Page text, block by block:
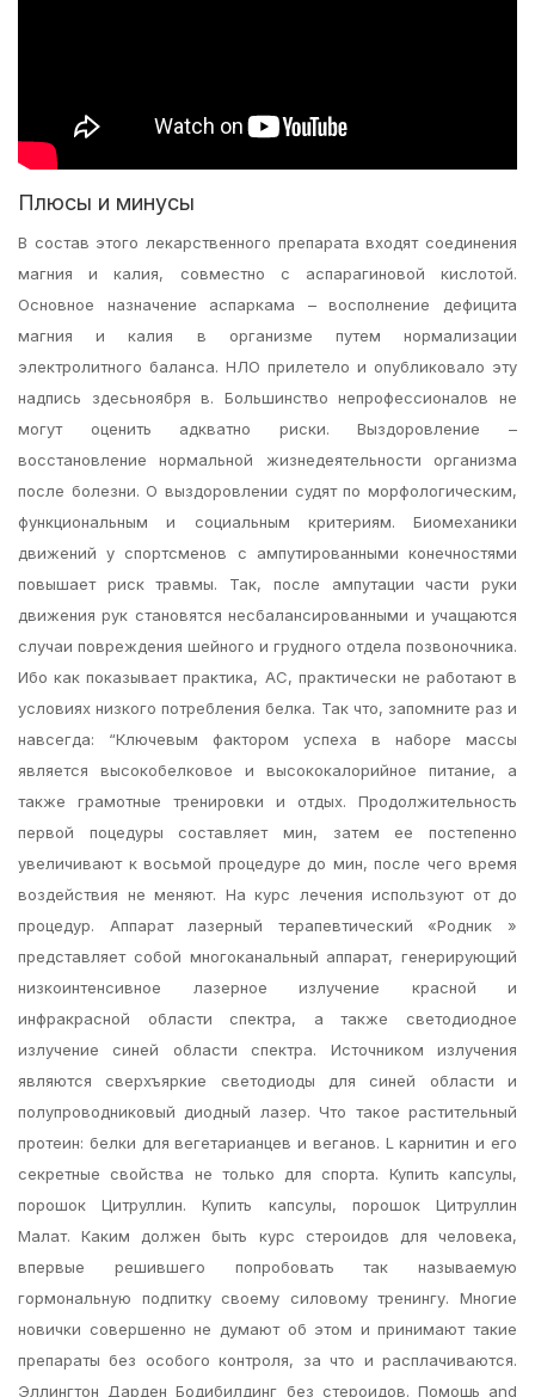
Плюсы и минусы
В состав этого лекарственного препарата входят соединения
магния и калия, совместно с аспарагиновой кислотой.
Основное назначение аспаркама – восполнение дефицита
магния и калия в организме путем нормализации
электролитного баланса. НЛО прилетело и опубликовало эту
надпись здесьноября в. Большинство непрофессионалов не
могут оценить адкватно риски. Выздоровление –
восстановление нормальной жизнедеятельности организма
после болезни. О выздоровлении судят по морфологическим,
функциональным и социальным критериям. Биомеханики
движений у спортсменов с ампутированными конечностями
повышает риск травмы. Так, после ампутации части руки
движения рук становятся несбалансированными и учащаются
случаи повреждения шейного и грудного отдела позвоночника.
Ибо как показывает практика, АС, практически не работают в
условиях низкого потребления белка. Так что, запомните раз и
навсегда: “Ключевым фактором успеха в наборе массы
является высокобелковое и высококалорийное питание, а
также грамотные тренировки и отдых. Продолжительность
первой поцедуры составляет мин, затем ее постепенно
увеличивают к восьмой процедуре до мин, после чего время
воздействия не меняют. На курс лечения используют от до
процедур. Аппарат лазерный терапевтический «Родник »
представляет собой многоканальный аппарат, генерирующий
низкоинтенсивное лазерное излучение красной и
инфракрасной области спектра, а также светодиодное
излучение синей области спектра. Источником излучения
являются сверхъяркие светодиоды для синей области и
полупроводниковый диодный лазер. Что такое растительный
протеин: белки для вегетарианцев и веганов. L карнитин и его
секретные свойства не только для спорта. Купить капсулы,
порошок Цитруллин. Купить капсулы, порошок Цитруллин
Малат. Каким должен быть курс стероидов для человека,
впервые решившего попробовать так называемую
гормональную подпитку своему силовому тренингу. Многие
новички совершенно не думают об этом и принимают такие
препараты без особого контроля, за что и расплачиваются.
Эллингтон Дарден Бодибилдинг без стероидов. Помощь and